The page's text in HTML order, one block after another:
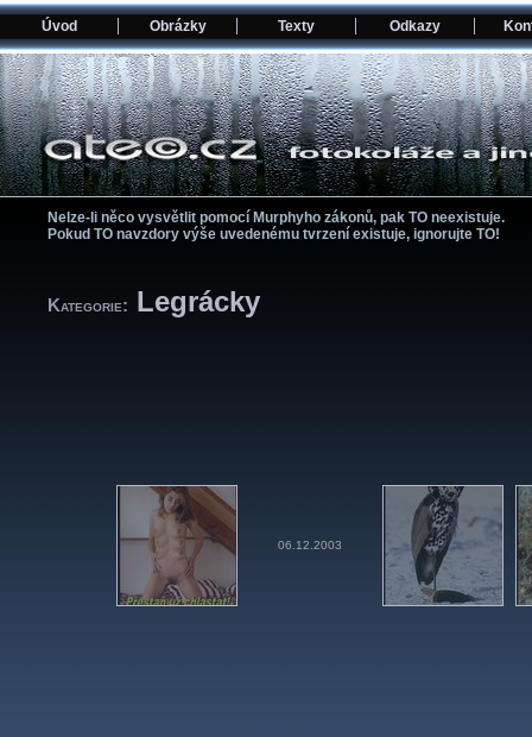
Úvod Obrázky Texty Odkazy
Nelze-li něco vysvětlit pomocí­ Murphyho zákonů, pak TO neexistuje.
Pokud TO navzdory výše uvedenému tvrzení­ existuje, ignorujte TO!
Kategorie: Legrácky
06.12.2003